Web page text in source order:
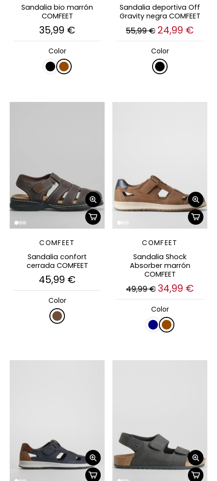
Sandalia bio marrón
COMFEET
35,99 €
Color
Sandalia deportiva Off
Gravity negra COMFEET
55,99 € 24,99 €
Color
COMFEET
Sandalia confort
cerrada COMFEET
45,99 €
Color
COMFEET
Sandalia Shock
Absorber marrón
COMFEET
49,99 €34,99 €
Color